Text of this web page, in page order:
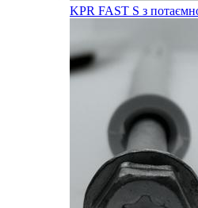
KPR FAST S з